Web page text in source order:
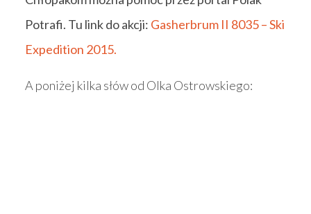
Potrafi. Tu link do akcji: Gasherbrum II 8035 – Ski
Expedition 2015.
A poniżej kilka słów od Olka Ostrowskiego: